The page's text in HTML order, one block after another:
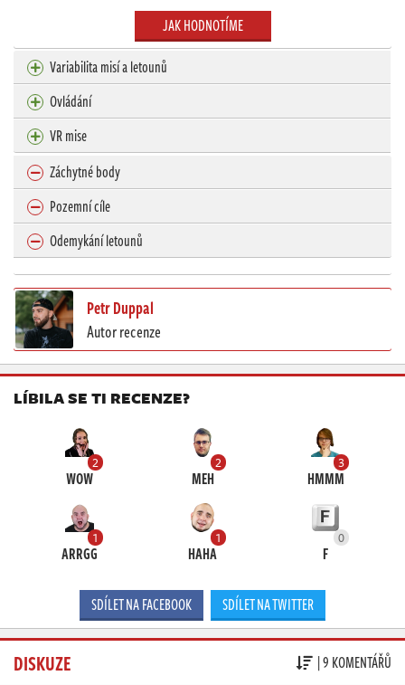
JAK HODNOTÍME
Variabilita misí a letounů
Ovládání
VR mise
Záchytné body
Pozemní cíle
Odemykání letounů
Petr Duppal
Autor recenze
LÍBILA SE TI RECENZE?
2
WOW
2
MEH
3
HMMM
1
ARRGG
1
HAHA
0
F
SDÍLET NA FACEBOOK SDÍLET NA TWITTER
DISKUZE | 9 KOMENTÁŘŮ